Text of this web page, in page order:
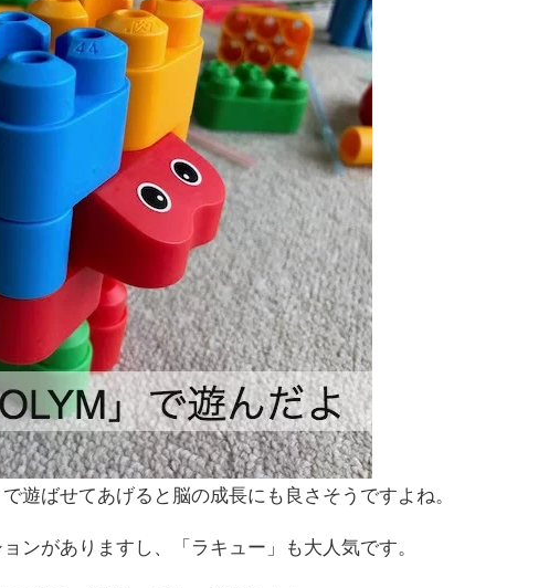
遊ばせてあげると脳の成長にも良さそうですよね。
ンがありますし、「ラキュー」も大人気です。